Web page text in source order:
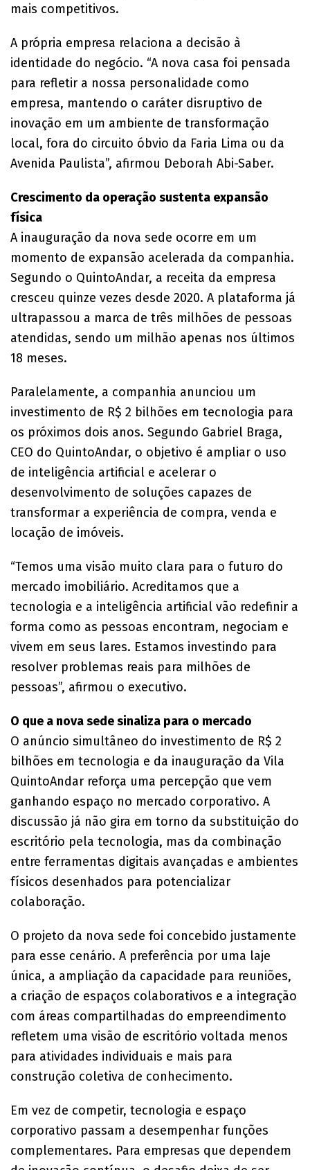
mais competitivos.
A própria empresa relaciona a decisão à
identidade do negócio. “A nova casa foi pensada
para refletir a nossa personalidade como
empresa, mantendo o caráter disruptivo de
inovação em um ambiente de transformação
local, fora do circuito óbvio da Faria Lima ou da
Avenida Paulista”, afirmou Deborah Abi-Saber.
Crescimento da operação sustenta expansão
física
A inauguração da nova sede ocorre em um
momento de expansão acelerada da companhia.
Segundo o QuintoAndar, a receita da empresa
cresceu quinze vezes desde 2020. A plataforma já
ultrapassou a marca de três milhões de pessoas
atendidas, sendo um milhão apenas nos últimos
18 meses.
Paralelamente, a companhia anunciou um
investimento de R$ 2 bilhões em tecnologia para
os próximos dois anos. Segundo Gabriel Braga,
CEO do QuintoAndar, o objetivo é ampliar o uso
de inteligência artificial e acelerar o
desenvolvimento de soluções capazes de
transformar a experiência de compra, venda e
locação de imóveis.
“Temos uma visão muito clara para o futuro do
mercado imobiliário. Acreditamos que a
tecnologia e a inteligência artificial vão redefinir a
forma como as pessoas encontram, negociam e
vivem em seus lares. Estamos investindo para
resolver problemas reais para milhões de
pessoas”, afirmou o executivo.
O que a nova sede sinaliza para o mercado
O anúncio simultâneo do investimento de R$ 2
bilhões em tecnologia e da inauguração da Vila
QuintoAndar reforça uma percepção que vem
ganhando espaço no mercado corporativo. A
discussão já não gira em torno da substituição do
escritório pela tecnologia, mas da combinação
entre ferramentas digitais avançadas e ambientes
físicos desenhados para potencializar
colaboração.
O projeto da nova sede foi concebido justamente
para esse cenário. A preferência por uma laje
única, a ampliação da capacidade para reuniões,
a criação de espaços colaborativos e a integração
com áreas compartilhadas do empreendimento
refletem uma visão de escritório voltada menos
para atividades individuais e mais para
construção coletiva de conhecimento.
Em vez de competir, tecnologia e espaço
corporativo passam a desempenhar funções
complementares. Para empresas que dependem